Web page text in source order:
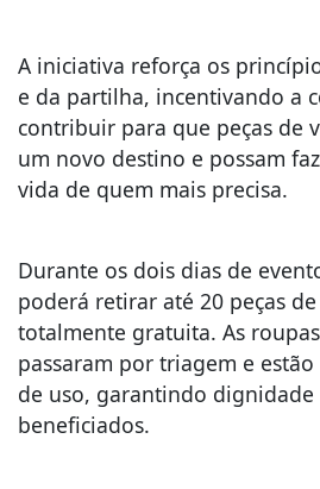
A iniciativa reforça os
e da partilha, incentivando a
contribuir para que peças de
um novo destino e possam
vida de quem mais precisa.
Durante os dois dias de
poderá retirar até 20 peças
totalmente gratuita. As
passaram por triagem e
de uso, garantindo
beneficiados.